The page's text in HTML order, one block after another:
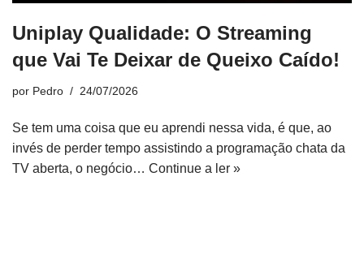
Uniplay Qualidade: O Streaming
que Vai Te Deixar de Queixo Caído!
por Pedro 24/07/2026
Se tem uma coisa que eu aprendi nessa vida, é que, ao
invés de perder tempo assistindo a programação chata da
TV aberta, o negócio… Continue a ler »